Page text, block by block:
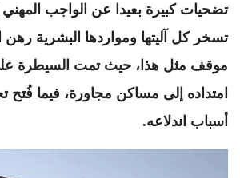
تضحيات كبيرة بعيدا عن الواجب المهني
تسخر كل آليتها ومواردها البشرية
موقف مثل هذا، حيث تمت السيطرة
امتداده إلى مساكن مجاورة، فيما فُتح
أسباب اندلاعه.